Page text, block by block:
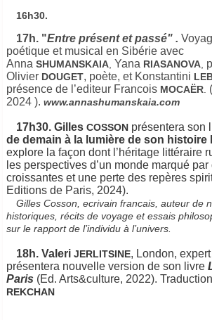
16h30.
17h. "Entre présent et passé" .
poétique et musical en Sibérie avec
Anna SHUMANSKAIA, Yana RIASANOVA,
Olivier DOUGET, poète, et Konstantini
présence de l’editeur Francois MOCAËR.
2024 ). www.annashumanskaia.com
17h30. GillesCOSSON présentera son
de demain à la lumière de son histoire
explore la façon dont l’héritage littéraire
les perspectives d’un monde marqué
croissantes et une perte des repères
Editions de Paris, 2024).
Gilles Cosson, ecrivain francais, auteur de
historiques, récits de voyage et essais
sur le rapport de l’individu à l’univers.
18h. ValeriJERLITSINE, London,
présentera nouvelle version de son livre
Paris (Ed. Arts&culture, 2022).
REKCHAN